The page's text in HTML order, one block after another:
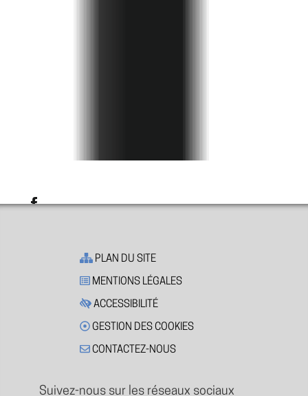
PLAN DU SITE
MENTIONS LÉGALES
ACCESSIBILITÉ
GESTION DES COOKIES
CONTACTEZ-NOUS
Suivez-nous sur les réseaux sociaux